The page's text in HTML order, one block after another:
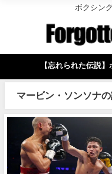
ボクシン
【忘れられた伝説
マービン・ソンソナ